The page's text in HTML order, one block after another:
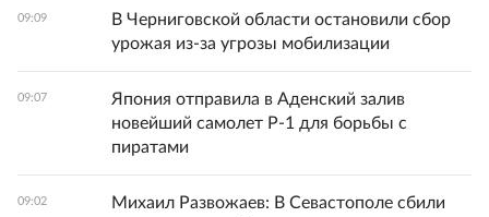
09:09
В Черниговской области остановили сбор
урожая из-за угрозы мобилизации
09:07
Япония отправила в Аденский залив
новейший самолет Р-1 для борьбы с
пиратами
09:02
Михаил Развожаев: В Севастополе сбили